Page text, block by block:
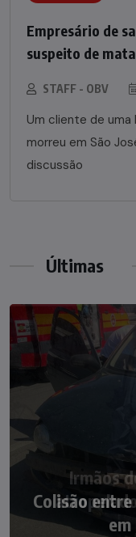
Empresário de
suspeito de
STAFF - OBV
Um cliente de uma
morreu em São
discussão
Últimas
Irmãos